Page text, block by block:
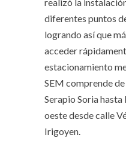
diferentes puntos
logrando así que
acceder
estacionamiento
SEM comprende
Serapio Soria hasta
oeste desde calle
Irigoyen.